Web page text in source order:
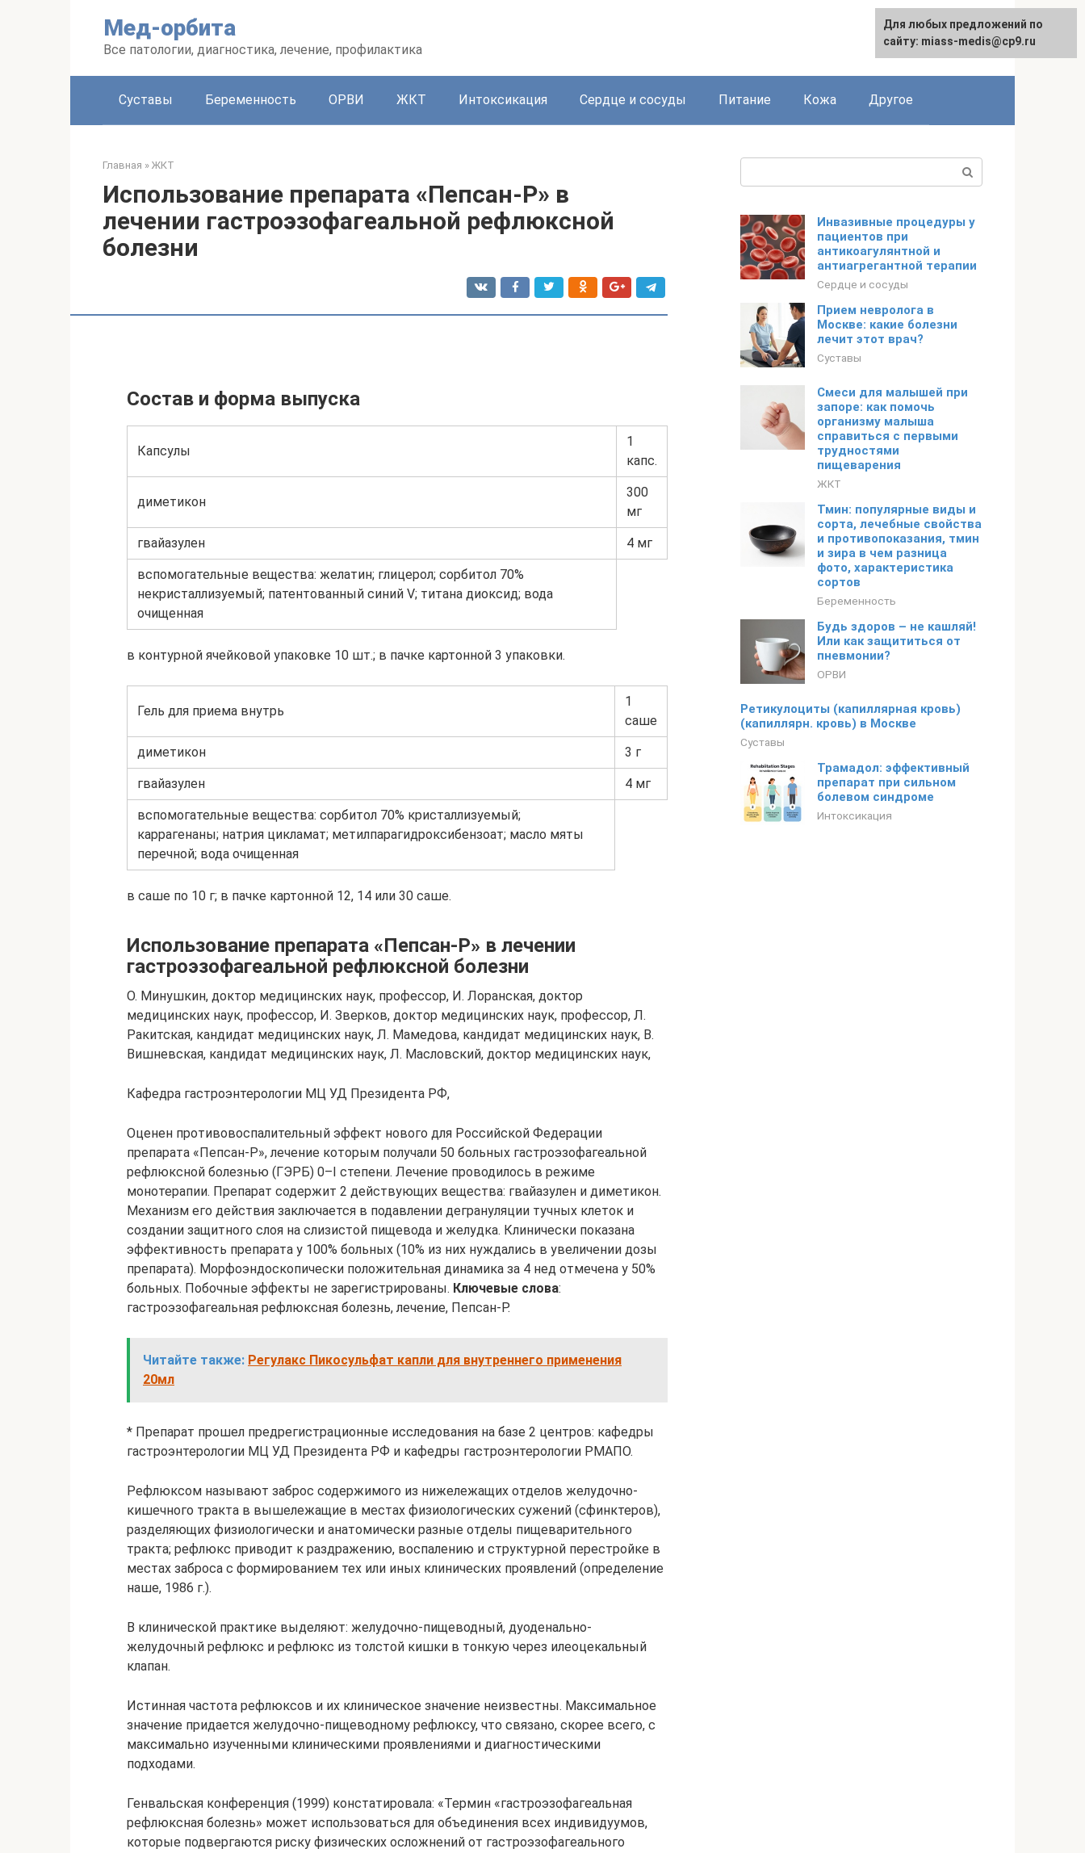
Мед-орбита
Все патологии, диагностика, лечение, профилактика
Суставы Беременность ОРВИ ЖКТ Интоксикация Сердце и сосуды Питание Кожа Другое
Главная » ЖКТ
Использование препарата «Пепсан-Р» в
лечении гастроэзофагеальной рефлюксной
болезни
Состав и форма выпуска
Капсулы
1
капс.
диметикон
300
мг
гвайазулен 4 мг
вспомогательные вещества: желатин; глицерол; сорбитол 70%
некристаллизуемый; патентованный синий V; титана диоксид; вода
очищенная
в контурной ячейковой упаковке 10 шт.; в пачке картонной 3 упаковки.
Гель для приема внутрь
1
саше
диметикон 3 г
гвайазулен 4 мг
вспомогательные вещества: сорбитол 70% кристаллизуемый;
каррагенаны; натрия цикламат; метилпарагидроксибензоат; масло мяты
перечной; вода очищенная
в саше по 10 г; в пачке картонной 12, 14 или 30 саше.
Использование препарата «Пепсан-Р» в лечении
гастроэзофагеальной рефлюксной болезни
О. Минушкин, доктор медицинских наук, профессор, И. Лоранская, доктор
медицинских наук, профессор, И. Зверков, доктор медицинских наук, профессор, Л.
Ракитская, кандидат медицинских наук, Л. Мамедова, кандидат медицинских наук, В.
Вишневская, кандидат медицинских наук, Л. Масловский, доктор медицинских наук,
Кафедра гастроэнтерологии МЦ УД Президента РФ,
Оценен противовоспалительный эффект нового для Российской Федерации
препарата «Пепсан-Р», лечение которым получали 50 больных гастроэзофагеальной
рефлюксной болезнью (ГЭРБ) 0–I степени. Лечение проводилось в режиме
монотерапии. Препарат содержит 2 действующих вещества: гвайазулен и диметикон.
Механизм его действия заключается в подавлении дегрануляции тучных клеток и
создании защитного слоя на слизистой пищевода и желудка. Клинически показана
эффективность препарата у 100% больных (10% из них нуждались в увеличении дозы
препарата). Морфоэндоскопически положительная динамика за 4 нед отмечена у 50%
больных. Побочные эффекты не зарегистрированы. Ключевые слова:
гастроэзофагеальная рефлюксная болезнь, лечение, Пепсан-Р.
Читайте также: Регулакс Пикосульфат капли для внутреннего применения
20мл
* Препарат прошел предрегистрационные исследования на базе 2 центров: кафедры
гастроэнтерологии МЦ УД Президента РФ и кафедры гастроэнтерологии РМАПО.
Рефлюксом называют заброс содержимого из нижележащих отделов желудочно-
кишечного тракта в вышележащие в местах физиологических сужений (сфинктеров),
разделяющих физиологически и анатомически разные отделы пищеварительного
тракта; рефлюкс приводит к раздражению, воспалению и структурной перестройке в
местах заброса с формированием тех или иных клинических проявлений (определение
наше, 1986 г.).
В клинической практике выделяют: желудочно-пищеводный, дуоденально-
желудочный рефлюкс и рефлюкс из толстой кишки в тонкую через илеоцекальный
клапан.
Истинная частота рефлюксов и их клиническое значение неизвестны. Максимальное
значение придается желудочно-пищеводному рефлюксу, что связано, скорее всего, с
максимально изученными клиническими проявлениями и диагностическими
подходами.
Генвальская конференция (1999) констатировала: «Термин «гастроэзофагеальная
рефлюксная болезнь» может использоваться для объединения всех индивидуумов,
которые подвергаются риску физических осложнений от гастроэзофагеального
Инвазивные процедуры у
пациентов при
антикоагулянтной и
антиагрегантной терапии
Сердце и сосуды
Прием невролога в
Москве: какие болезни
лечит этот врач?
Суставы
Смеси для малышей при
запоре: как помочь
организму малыша
справиться с первыми
трудностями
пищеварения
ЖКТ
Тмин: популярные виды и
сорта, лечебные свойства
и противопоказания, тмин
и зира в чем разница
фото, характеристика
сортов
Беременность
Будь здоров – не кашляй!
Или как защититься от
пневмонии?
ОРВИ
Ретикулоциты (капиллярная кровь)
(капиллярн. кровь) в Москве
Суставы
Трамадол: эффективный
препарат при сильном
болевом синдроме
Интоксикация
Для любых предложений по
сайту: miass-medis@cp9.ru